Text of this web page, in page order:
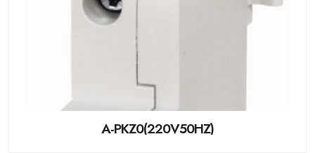
A-PKZ0(220V50HZ)